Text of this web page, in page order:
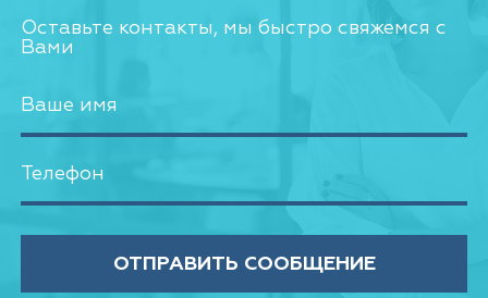
Оставьте контакты, мы быстро свяжемся с
Вами
ОТПРАВИТЬ СООБЩЕНИЕ